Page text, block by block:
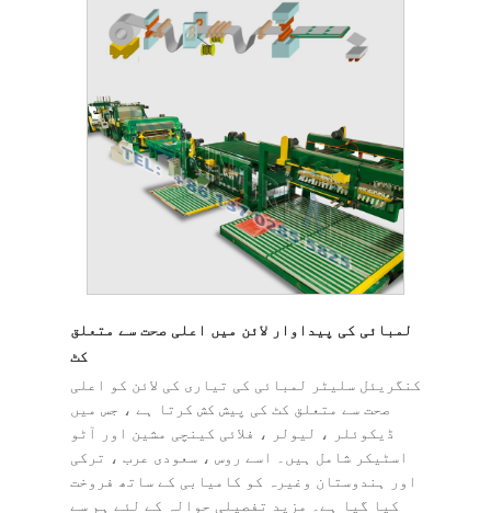
لمبائی کی پیداوار لائن میں اعلی صحت سے متعلق
کٹ
کنگریئل سلیٹر لمبائی کی تیاری کی لائن کو اعلی
صحت سے متعلق کٹ کی پیش کش کرتا ہے ، جس میں
ڈیکوئلر ، لیولر ، فلائی کینچی مشین اور آٹو
اسٹیکر شامل ہیں۔ اسے روس ، سعودی عرب ، ترکی
اور ہندوستان وغیرہ کو کامیابی کے ساتھ فروخت
کیا گیا ہے۔ مزید تفصیلی حوالہ کے لئے ہم سے